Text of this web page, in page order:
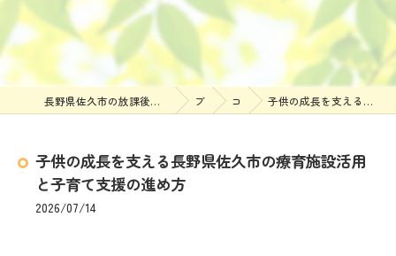
長野県佐久市の放課後等デイサービスなら放課後等デイサービスついんずくらぶ ブログ コラム 子供の成長を支える長野県佐久市の療育施設活用と子育て支援の進め方
子供の成長を支える長野県佐久市の療育施設活用
と子育て支援の進め方
2026/07/14